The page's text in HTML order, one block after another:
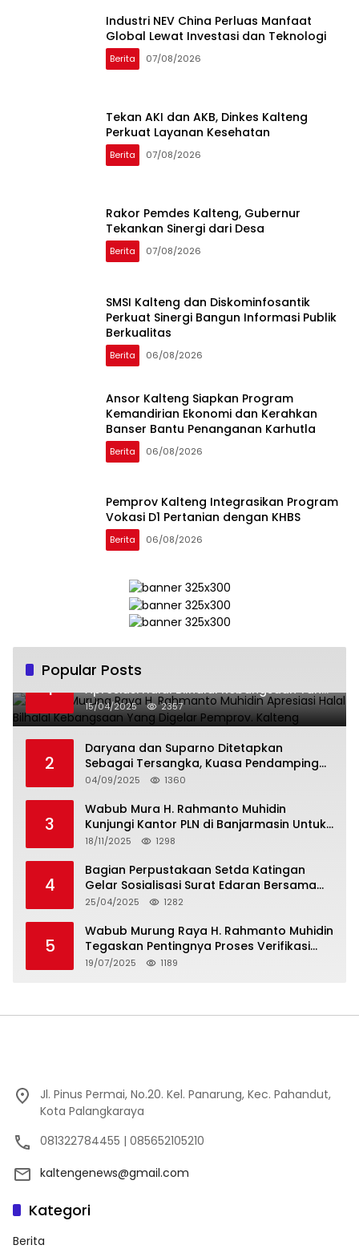
Industri NEV China Perluas Manfaat
Global Lewat Investasi dan Teknologi
Berita 07/08/2026
Tekan AKI dan AKB, Dinkes Kalteng
Perkuat Layanan Kesehatan
Berita 07/08/2026
Rakor Pemdes Kalteng, Gubernur
Tekankan Sinergi dari Desa
Berita 07/08/2026
SMSI Kalteng dan Diskominfosantik
Perkuat Sinergi Bangun Informasi Publik
Berkualitas
Berita 06/08/2026
Ansor Kalteng Siapkan Program
Kemandirian Ekonomi dan Kerahkan
Banser Bantu Penanganan Karhutla
Berita 06/08/2026
Pemprov Kalteng Integrasikan Program
Vokasi D1 Pertanian dengan KHBS
Berita 06/08/2026
Popular Posts
1
Wabup Murung Raya H. Rahmanto Muhidin
Apresiasi Halal Bilhalal Kebangsaan Yang
Digelar Pemprov. Kalteng
15/04/2025 2357
2
Daryana dan Suparno Ditetapkan
Sebagai Tersangka, Kuasa Pendamping
Men Gumpul: “Ini Diskriminasi Hukum, Kami
04/09/2025 1360
3
Wabub Mura H. Rahmanto Muhidin
Kunjungi Kantor PLN di Banjarmasin Untuk
Usulkan Program Listrik Desa Tahun 2026
18/11/2025 1298
4
Bagian Perpustakaan Setda Katingan
Gelar Sosialisasi Surat Edaran Bersama
Tentang Budaya Literasi Membaca
25/04/2025 1282
5
Wabub Murung Raya H. Rahmanto Muhidin
Tegaskan Pentingnya Proses Verifikasi
Penerima Manfaat Program Kartu Hebat
19/07/2025 1189
Jl. Pinus Permai, No.20. Kel. Panarung, Kec. Pahandut,
Kota Palangkaraya
081322784455 | 085652105210
kaltengenews@gmail.com
Kategori
Berita